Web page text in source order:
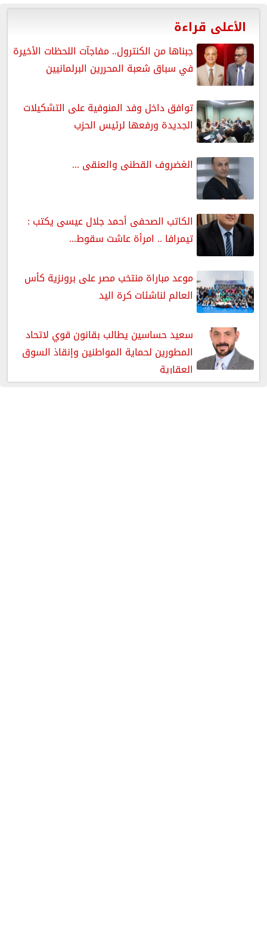
الأعلى قراءة
جبناها من الكنترول.. مفاجآت اللحظات الأخيرة
في سباق شعبة المحررين البرلمانيين
توافق داخل وفد المنوفية على التشكيلات
الجديدة ورفعها لرئيس الحزب
الغضروف القطنى والعنقى ...
الكاتب الصحفى أحمد جلال عيسى يكتب :
تيمرافا .. امرأة عاشت سقوط...
موعد مباراة منتخب مصر على برونزية كأس
العالم لناشئات كرة اليد
سعيد حساسين يطالب بقانون قوي لاتحاد
المطورين لحماية المواطنين وإنقاذ السوق
العقارية